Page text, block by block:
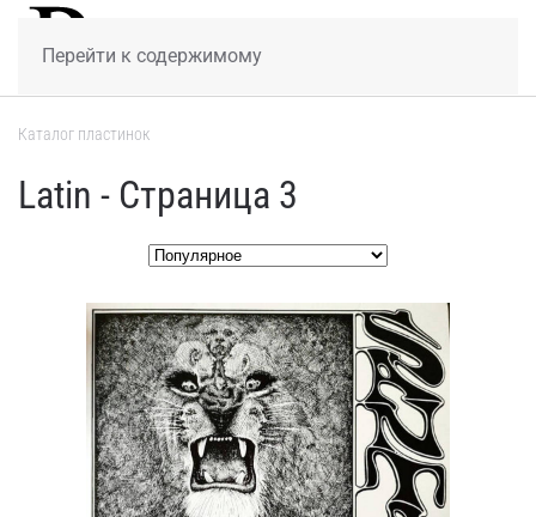
Перейти к содержимому
Каталог пластинок
Latin - Страница 3